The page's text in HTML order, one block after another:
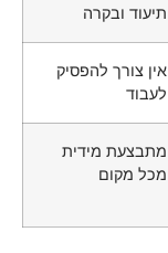
תיעוד ובקרה
אין צורך להפסיק
לעבוד
מתבצעת מידית
מכל מקום